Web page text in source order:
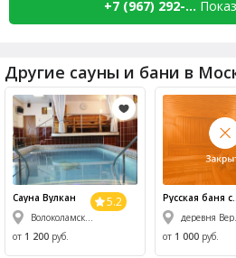
+7 (967) 292-...
Другие сауны и бани в
5.2
Сауна Вулкан
Волоколамский р-н, д. Афанасово, Новорижское ш., 132-й км
от 1 200 руб.
Русская баня с
купелью
от 1 000 руб.